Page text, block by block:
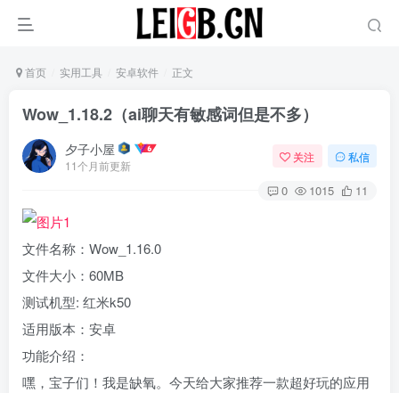
首页 实用工具 安卓软件 正文
Wow_1.18.2（ai聊天有敏感词但是不多）
夕子小屋
11个月前更新
关注 私信
0 1015 11
文件名称：Wow_1.16.0
文件大小：60MB
测试机型: 红米k50
适用版本：安卓
功能介绍：
嘿，宝子们！我是缺氧。今天给大家推荐一款超好玩的应用